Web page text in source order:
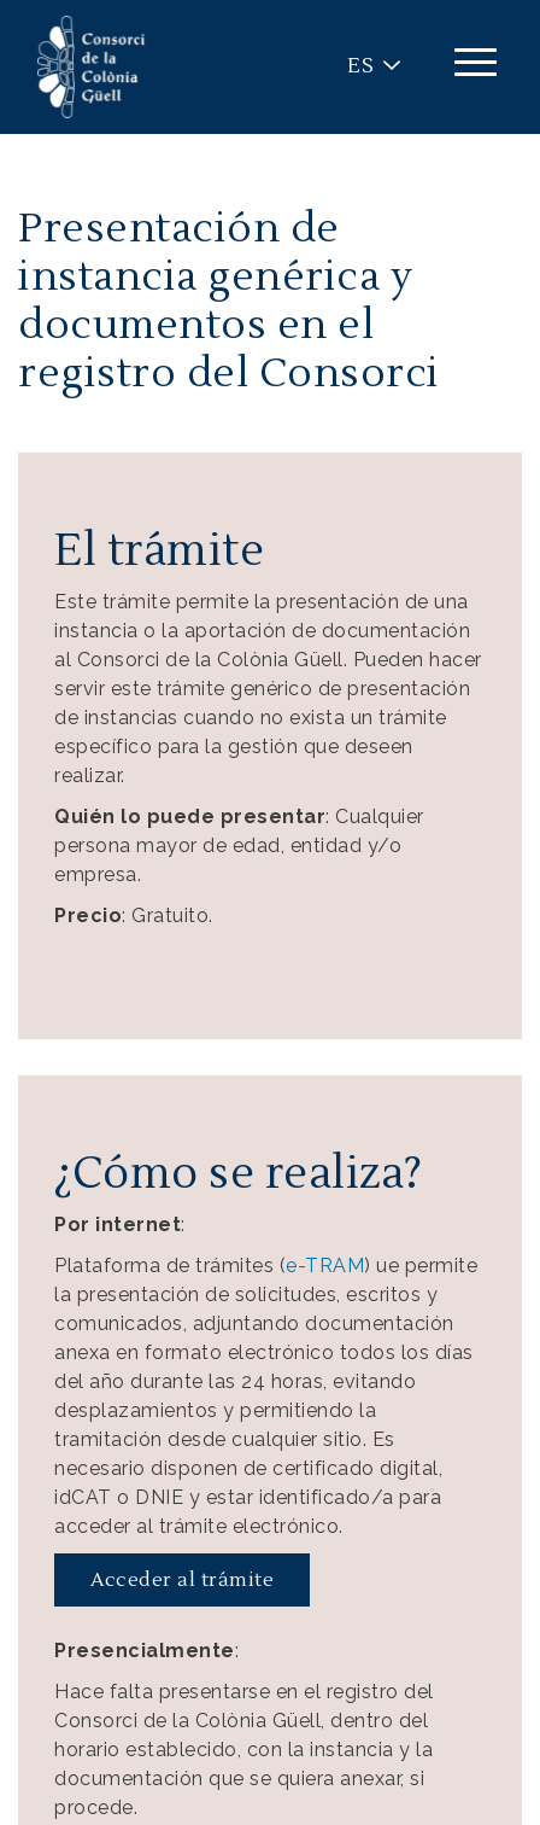
ES
Presentación de
instancia genérica y
documentos en el
registro del Consorci
El trámite
Este trámite permite la presentación de una
instancia o la aportación de documentación
al Consorci de la Colònia Güell. Pueden hacer
servir este trámite genérico de presentación
de instancias cuando no exista un trámite
específico para la gestión que deseen
realizar.
Quién lo puede presentar: Cualquier
persona mayor de edad, entidad y/o
empresa.
Precio: Gratuito.
¿Cómo se realiza?
Por internet:
Plataforma de trámites (e-TRAM) ue permite
la presentación de solicitudes, escritos y
comunicados, adjuntando documentación
anexa en formato electrónico todos los días
del año durante las 24 horas, evitando
desplazamientos y permitiendo la
tramitación desde cualquier sitio. Es
necesario disponen de certificado digital,
idCAT o DNIE y estar identificado/a para
acceder al trámite electrónico.
Acceder al trámite
Presencialmente:
Hace falta presentarse en el registro del
Consorci de la Colònia Güell, dentro del
horario establecido, con la instancia y la
documentación que se quiera anexar, si
procede.